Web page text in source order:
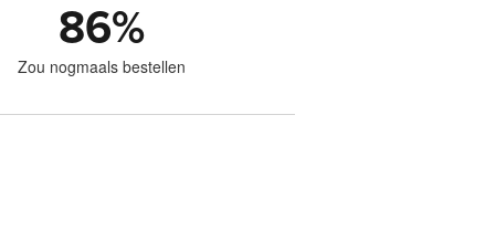
86%
Zou nogmaals bestellen